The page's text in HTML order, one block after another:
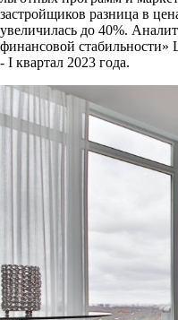
застройщиков разница в
увеличилась до 40%.
финансовой стабильности»
- I квартал 2023 года.